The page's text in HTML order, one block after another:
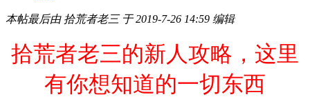
本帖最后由 拾荒者老三 于 2019-7-26 14:59 编辑
拾荒者老三的新人攻略，这里
有你想知道的一切东西